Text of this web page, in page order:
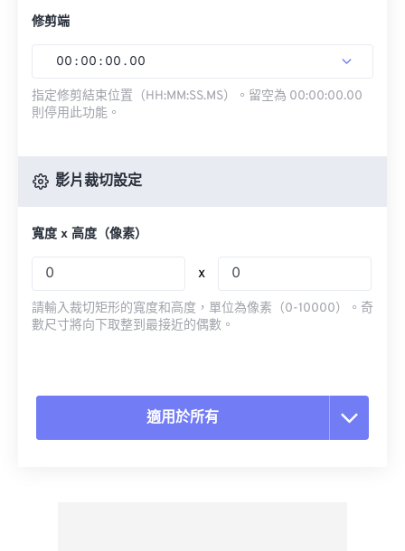
修剪端
00 : 00 : 00 . 00
指定修剪結束位置（HH:MM:SS.MS）。留空為 00:00:00.00
則停用此功能。
影片裁切設定
寬度 x 高度（像素）
x
請輸入裁切矩形的寬度和高度，單位為像素（0-10000）。奇
數尺寸將向下取整到最接近的偶數。
適用於所有